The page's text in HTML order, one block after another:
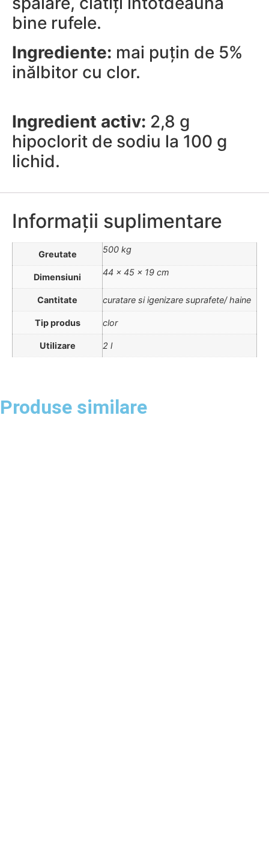
bine rufele.
Ingrediente: mai puțin de 5%
inălbitor cu clor.
Ingredient activ: 2,8 g
hipoclorit de sodiu la 100 g
lichid.
Informații suplimentare
Greutate 500 kg
Dimensiuni 44 × 45 × 19 cm
Cantitate curatare si igenizare suprafete/ haine
Tip produs clor
Utilizare 2 l
Produse similare